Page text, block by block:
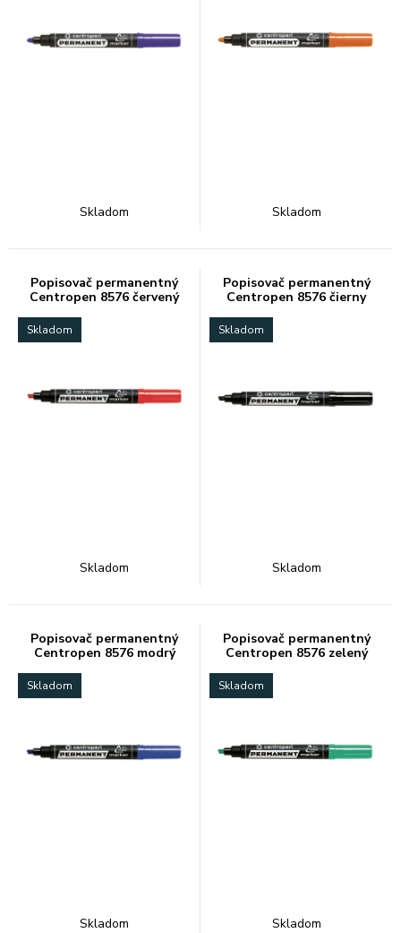
Skladom Skladom
Popisovač permanentný
Centropen 8576 červený
Skladom
Skladom
Popisovač permanentný
Centropen 8576 čierny
Skladom
Skladom
Popisovač permanentný
Centropen 8576 modrý
Skladom
Skladom
Popisovač permanentný
Centropen 8576 zelený
Skladom
Skladom